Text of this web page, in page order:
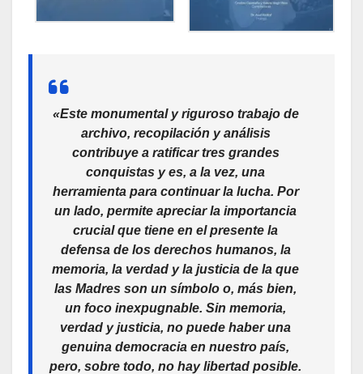
«Este monumental y riguroso trabajo de
archivo, recopilación y análisis
contribuye a ratificar tres grandes
conquistas y es, a la vez, una
herramienta para continuar la lucha. Por
un lado, permite apreciar la importancia
crucial que tiene en el presente la
defensa de los derechos humanos, la
memoria, la verdad y la justicia de la que
las Madres son un símbolo o, más bien,
un foco inexpugnable. Sin memoria,
verdad y justicia, no puede haber una
genuina democracia en nuestro país,
pero, sobre todo, no hay libertad posible.